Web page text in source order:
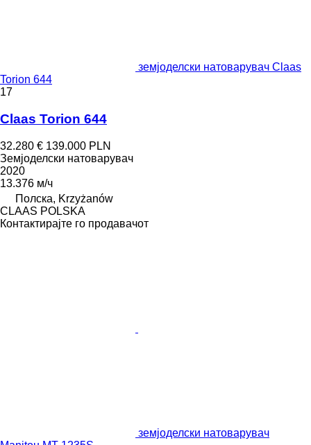
земјоделски натоварувач Claas
Torion 644
17
Claas Torion 644
32.280 € 139.000 PLN
Земјоделски натоварувач
2020
13.376 м/ч
Полска, Krzyżanów
CLAAS POLSKA
Контактирајте го продавачот
земјоделски натоварувач